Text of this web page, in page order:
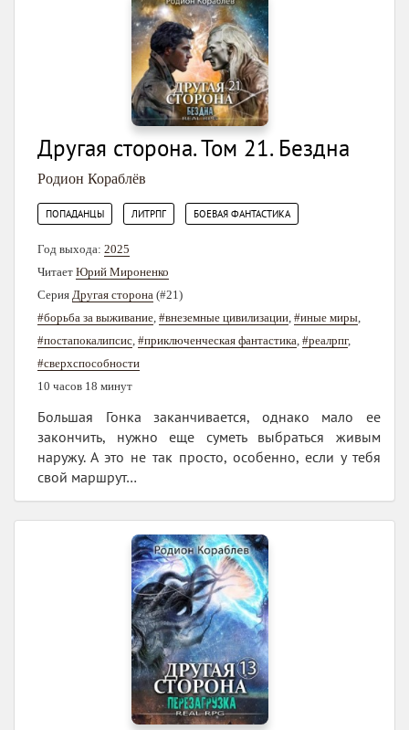
Другая сторона. Том 21. Бездна
Родион Кораблёв
ПОПАДАНЦЫ ЛИТРПГ БОЕВАЯ ФАНТАСТИКА
Год выхода: 2025
Читает Юрий Мироненко
Серия Другая сторона (#21)
#борьба за выживание, #внеземные цивилизации, #иные миры,
#постапокалипсис, #приключенческая фантастика, #реалрпг,
#сверхспособности
10 часов 18 минут
Большая Гонка заканчивается, однако мало ее
закончить, нужно еще суметь выбраться живым
наружу. А это не так просто, особенно, если у тебя
свой маршрут…